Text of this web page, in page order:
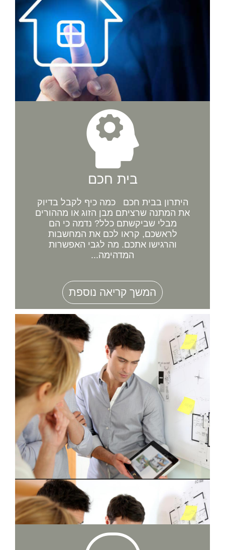
בית חכם
היתרון בבית חכם כמה כיף לקבל בדיוק
את המתנה שרציתם מבן הזוג או מההורים
מבלי שביקשתם כלל? נדמה כי הם
לראשכם, קראו לכם את המחשבות
והרגישו אתכם. מה לגבי האפשרות
המדהימה...
המשך קריאה נוספת